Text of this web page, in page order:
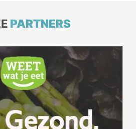
PARTNERS